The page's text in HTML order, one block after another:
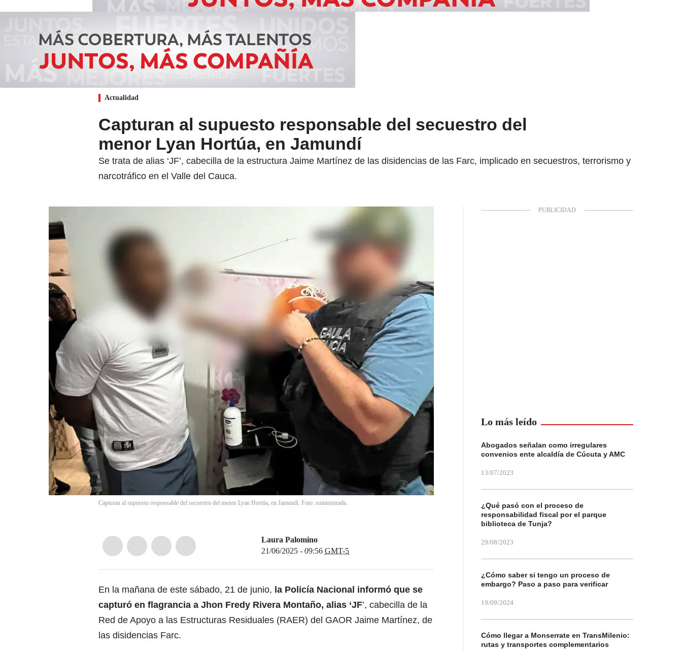
Actualidad
Capturan al supuesto responsable del secuestro del
menor Lyan Hortúa, en Jamundí
Se trata de alias ‘JF’, cabecilla de la estructura Jaime Martínez de las disidencias de las Farc, implicado en secuestros, terrorismo y
narcotráfico en el Valle del Cauca.
Capturan al supuesto responsable del secuestro del menor Lyan Hortúa, en Jamundí. Foto: suministrada.
Laura Palomino
21/06/2025 - 09:56 GMT-5
En la mañana de este sábado, 21 de junio, a Policía Nacional informó que se
capturó en flagrancia a Jhon Fredy Rivera Montaño, alias ‘JF’, cabecilla de la
Red de Apoyo a las Estructuras Residuales (RAER) del GAOR Jaime Martínez, de
las disidencias Farc.
Lo más leído
Abogados señalan como irregulares
convenios ente alcaldía de Cúcuta y AMC
13/07/2023
¿Qué pasó con el proceso de
responsabilidad fiscal por el parque
biblioteca de Tunja?
29/08/2023
¿Cómo saber si tengo un proceso de
embargo? Paso a paso para verificar
19/09/2024
Cómo llegar a Monserrate en TransMilenio:
rutas y transportes complementarios